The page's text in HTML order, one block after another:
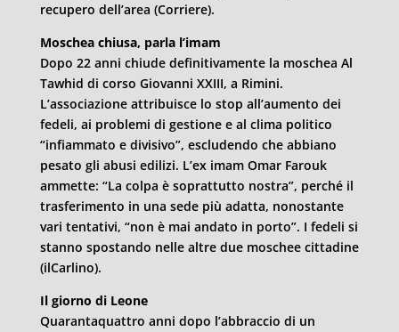
recupero dell’area (Corriere).
Moschea chiusa, parla l’imam
Dopo 22 anni chiude definitivamente la moschea Al
Tawhid di corso Giovanni XXIII, a Rimini.
L’associazione attribuisce lo stop all’aumento dei
fedeli, ai problemi di gestione e al clima politico
“infiammato e divisivo”, escludendo che abbiano
pesato gli abusi edilizi. L’ex imam Omar Farouk
ammette: “La colpa è soprattutto nostra”, perché il
trasferimento in una sede più adatta, nonostante
vari tentativi, “non è mai andato in porto”. I fedeli si
stanno spostando nelle altre due moschee cittadine
(ilCarlino).
Il giorno di Leone
Quarantaquattro anni dopo l’abbraccio di un